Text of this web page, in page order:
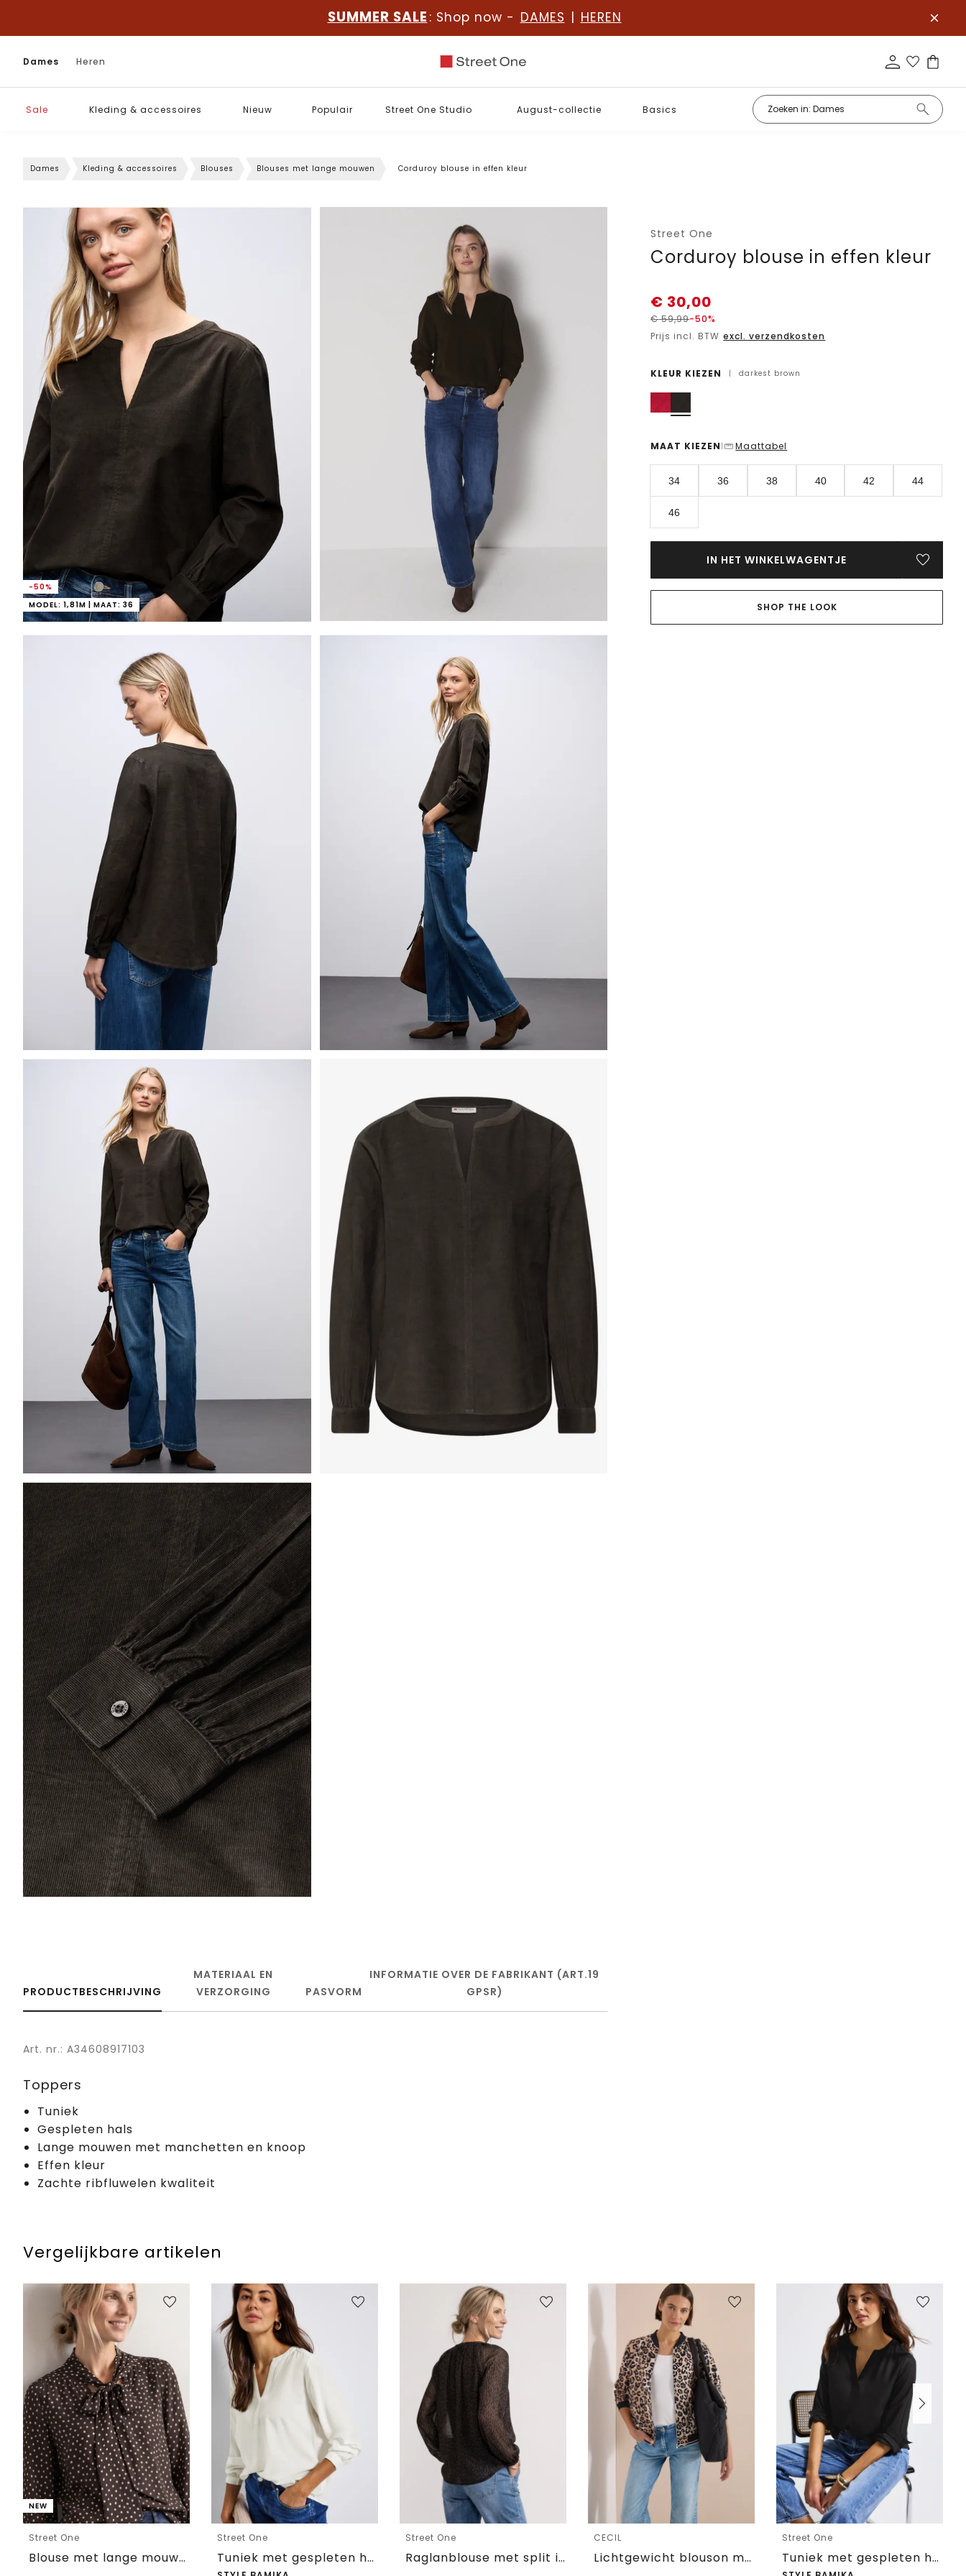
SUMMER SALE : Shop now - DAMES | HEREN
Dames Heren
Sale Kleding & accessoires Nieuw Populair Street One Studio August-collectie Basics
Dames Kleding & accessoires Blouses Blouses met lange mouwen Corduroy blouse in effen kleur
-50%
MODEL: 1,81M | MAAT: 36
Street One
Corduroy blouse in effen kleur
€ 30,00
€59,99-50%
Prijs incl. BTW excl. verzendkosten
KLEUR KIEZEN | darkest brown
MAAT KIEZEN | Maattabel
34 36 38 40 42 44
46
IN HET WINKELWAGENTJE
SHOP THE LOOK
PRODUCTBESCHRIJVING
MATERIAAL EN
VERZORGING
PASVORM
INFORMATIE OVER DE FABRIKANT (ART.19
GPSR)
Art. nr.: A34608917103
Toppers
Tuniek
Gespleten hals
Lange mouwen met manchetten en knoop
Effen kleur
Zachte ribfluwelen kwaliteit
Vergelijkbare artikelen
NEW
Street One
Blouse met lange mouwen en strikdetail
Street One
Tuniek met gespleten hals
Street One
Raglanblouse met split in de hals en print
CECIL
Lichtgewicht blouson met rits en leoprint
Street One
Tuniek met gespleten hals